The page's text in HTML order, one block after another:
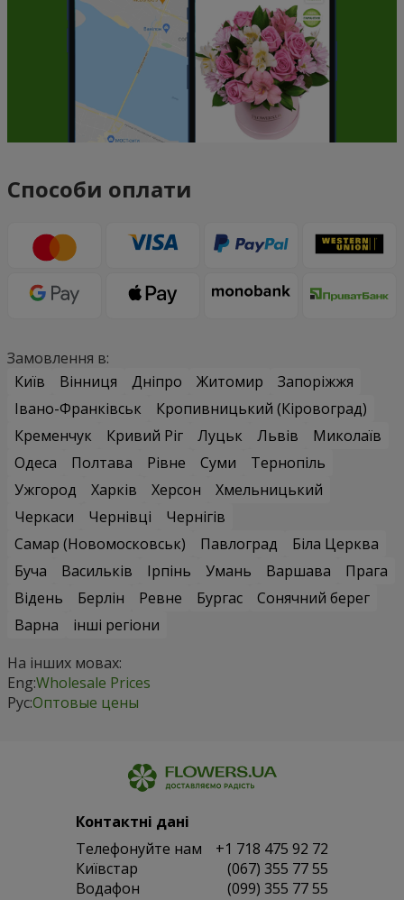
Способи оплати
Замовлення в:
Київ
Вінниця Дніпро Житомир
Запоріжжя
Івано-Франківськ
Кропивницький (Кіровоград)
Кременчук
Кривий Ріг Луцьк Львів
Миколаїв
Одеса
Полтава Рівне Суми
Тернопіль
Ужгород
Харків Херсон
Хмельницький
Черкаси
Чернівці
Чернігів
Самар (Новомосковськ)
Павлоград
Біла Церква
Буча
Васильків Ірпінь Умань Варшава
Прага
Відень
Берлін Ревне Бургас
Сонячний берег
Варна
інші регіони
На інших мовах:
Eng:Wholesale Prices
Рус:Оптовые цены
Контактні дані
Телефонуйте нам
+1 718 475 92 72
Київстар
(067) 355 77 55
Водафон
(099) 355 77 55